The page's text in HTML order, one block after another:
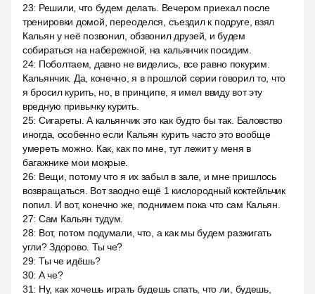
23: Решили, что будем делать. Вечером приехал после
тренировки домой, переоделся, съездил к подруге, взял
Кальян у неё позвонил, обзвонил друзей, и будем
собираться на набережной, на кальянчик посидим.
24: Поболтаем, давно не виделись, все равно покурим.
Кальянчик. Да, конечно, я в прошлой серии говорил то, что
я бросил курить, но, в принципе, я имел ввиду вот эту
вредную привычку курить.
25: Сигареты. А кальянчик это как будто бы так. Баловство
иногда, особенно если Кальян курить часто это вообще
умереть можно. Как, как по мне, тут лежит у меня в
багажнике мои мокрые.
26: Вещи, потому что я их забыл в зале, и мне пришлось
возвращаться. Вот заодно ещё 1 кислородный коктейльчик
попил. И вот, конечно же, поднимем пока что сам Кальян.
27: Сам Кальян тудум.
28: Вот, потом подумали, что, а как мы будем разжигать
угли? Здорово. Ты че?
29: Ты че идёшь?
30: А че?
31: Ну, как хочешь играть будешь спать, что ли, будешь,